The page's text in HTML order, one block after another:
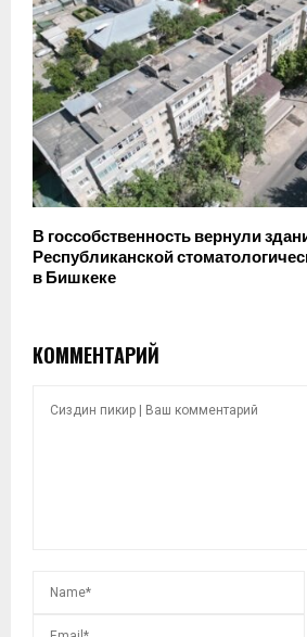
В госсобственность вернули
Республиканской
в Бишкеке
КОММЕНТАРИЙ